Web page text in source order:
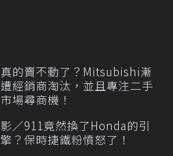
真的賣不動了？Mitsubishi漸
遭經銷商淘汰，並且專注二手
市場尋商機！
影／911竟然換了Honda的引
擎？保時捷鐵粉憤怒了！